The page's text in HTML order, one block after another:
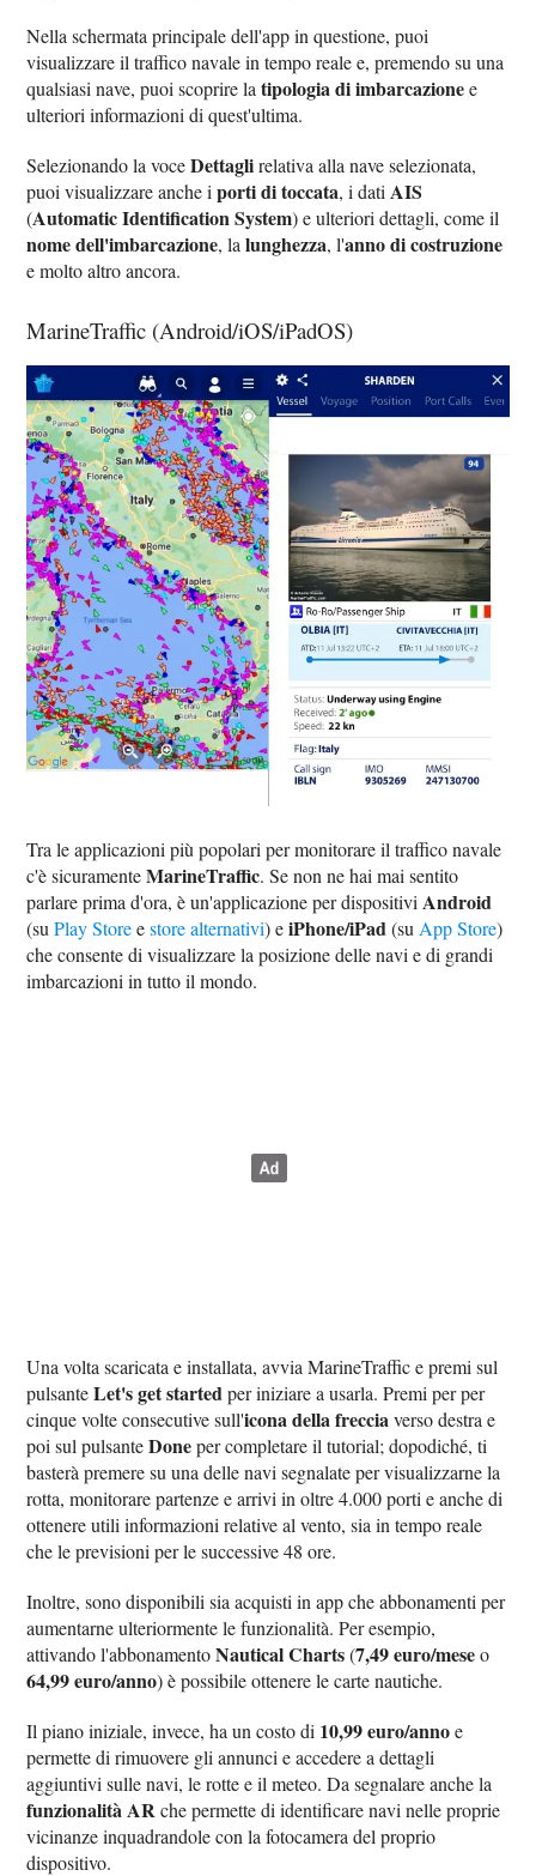
Nella schermata principale dell'app in questione, puoi
visualizzare il traffico navale in tempo reale e, premendo su una
qualsiasi nave, puoi scoprire latipologia di imbarcazionee
ulteriori informazioni di quest'ultima.
Selezionando la voceDettaglirelativa alla nave selezionata,
puoi visualizzare anche iporti di toccata, i dati AIS
(Automatic Identification System) e ulteriori dettagli, come il
nome dell'imbarcazione, lalunghezza, l'anno di costruzione
e molto altro ancora.
MarineTraffic (Android/iOS/iPadOS)
Tra le applicazioni più popolari per monitorare il traffico navale
c'è sicuramenteMarineTraffic. Se non ne hai mai sentito
parlare prima d'ora, è un'applicazione per dispositivi Android
(suPlay Storeestore alternativi) eiPhone/iPad(su App Store)
che consente di visualizzare la posizione delle navi e di grandi
imbarcazioni in tutto il mondo.
Una volta scaricata e installata, avvia MarineTraffic e premi sul
pulsanteLet's get startedper iniziare a usarla. Premi per per
cinque volte consecutive sull'icona della frecciaverso destra e
poi sul pulsanteDoneper completare il tutorial; dopodiché, ti
basterà premere su una delle navi segnalate per visualizzarne la
rotta, monitorare partenze e arrivi in oltre 4.000 porti e anche di
ottenere utili informazioni relative al vento, sia in tempo reale
che le previsioni per le successive 48 ore.
Inoltre, sono disponibili sia acquisti in app che abbonamenti per
aumentarne ulteriormente le funzionalità. Per esempio,
attivando l'abbonamentoNautical Charts(7,49 euro/meseo
64,99 euro/anno) è possibile ottenere le carte nautiche.
Il piano iniziale, invece, ha un costo di 10,99 euro/annoe
permette di rimuovere gli annunci e accedere a dettagli
aggiuntivi sulle navi, le rotte e il meteo. Da segnalare anche la
funzionalità ARche permette di identificare navi nelle proprie
vicinanze inquadrandole con la fotocamera del proprio
dispositivo.